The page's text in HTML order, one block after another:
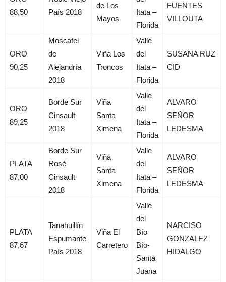
88,50
País 2018
de Los
Mayos
Itata –
Florida
FUENTES
VILLOUTA
ORO
90,25
Moscatel
de
Alejandría
2018
Viña Los
Troncos
Valle
del
Itata –
Florida
SUSANA RUZ
CID
ORO
89,25
Borde Sur
Cinsault
2018
Viña
Santa
Ximena
Valle
del
Itata –
Florida
ALVARO
SEÑOR
LEDESMA
PLATA
87,00
Borde Sur
Rosé
Cinsault
2018
Viña
Santa
Ximena
Valle
del
Itata –
Florida
ALVARO
SEÑOR
LEDESMA
PLATA
87,67
Tanahuillín
Espumante
País 2018
Viña El
Carretero
Valle
del
Bío
Bío-
Santa
Juana
NARCISO
GONZALEZ
HIDALGO